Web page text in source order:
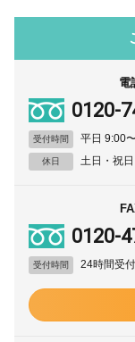
電
0120-
受付時間 平日 9:00
休日 土日・祝日
0120-
受付時間 24時間受